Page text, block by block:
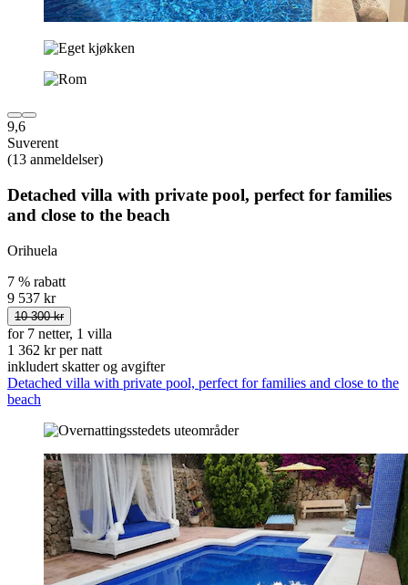
9,6
Suverent
(13 anmeldelser)
Detached villa with private pool, perfect for families
and close to the beach
Orihuela
7 % rabatt
9 537 kr
10 300 kr
for 7 netter, 1 villa
1 362 kr per natt
inkludert skatter og avgifter
Detached villa with private pool, perfect for families and close to the
beach